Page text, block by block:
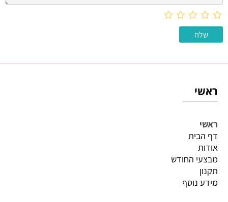
ראשי
ראשי
דף הבית
אודות
מבצעי החודש
תקנון
מידע נוסף